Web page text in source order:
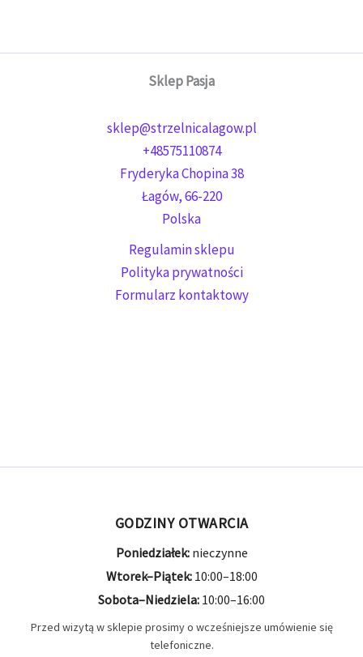
Sklep Pasja
sklep@strzelnicalagow.pl
+48575110874
Fryderyka Chopina 38
Łagów,66-220
Polska
Regulamin sklepu
Polityka prywatności
Formularz kontaktowy
GODZINY OTWARCIA
Poniedziałek:nieczynne
Wtorek–Piątek:10:00–18:00
Sobota–Niedziela: 10:00–16:00
Przed wizytą w sklepie prosimy o wcześniejsze umówienie się
telefoniczne.